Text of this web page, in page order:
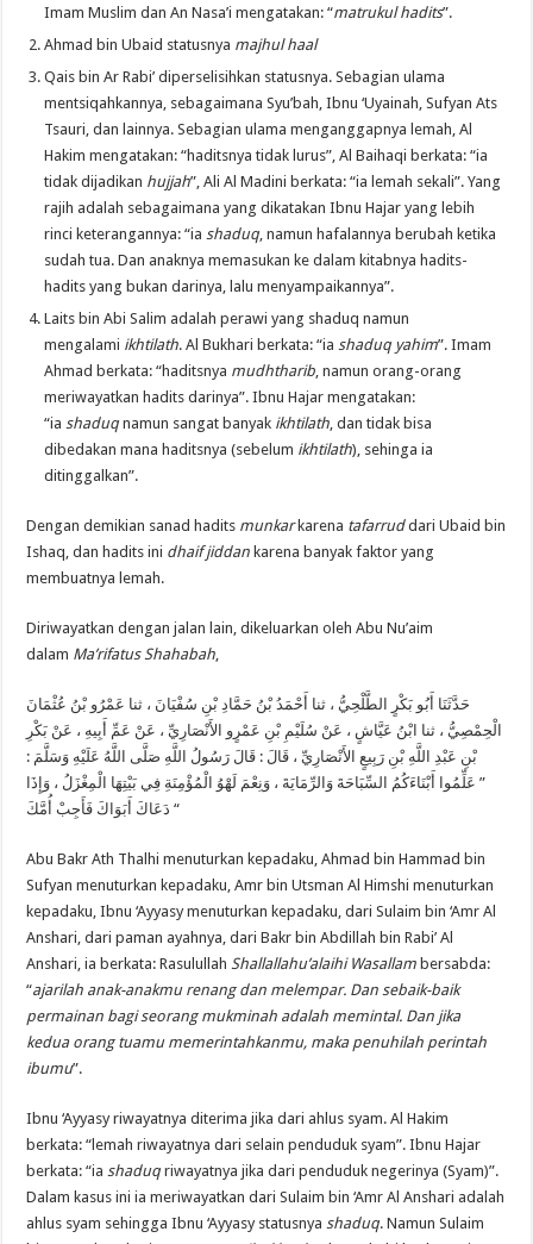
Imam Muslim dan An Nasa’i mengatakan: “matrukul hadits”.
Ahmad bin Ubaid statusnya majhul haal
Qais bin Ar Rabi’ diperselisihkan statusnya. Sebagian ulama
mentsiqahkannya, sebagaimana Syu’bah, Ibnu ‘Uyainah, Sufyan Ats
Tsauri, dan lainnya. Sebagian ulama menganggapnya lemah, Al
Hakim mengatakan: “haditsnya tidak lurus”, Al Baihaqi berkata: “ia
tidak dijadikan hujjah”, Ali Al Madini berkata: “ia lemah sekali”. Yang
rajih adalah sebagaimana yang dikatakan Ibnu Hajar yang lebih
rinci keterangannya: “ia shaduq, namun hafalannya berubah ketika
sudah tua. Dan anaknya memasukan ke dalam kitabnya hadits-
hadits yang bukan darinya, lalu menyampaikannya”.
Laits bin Abi Salim adalah perawi yang shaduq namun
mengalami ikhtilath. Al Bukhari berkata: “ia shaduq yahim”. Imam
Ahmad berkata: “haditsnya mudhtharib , namun orang-orang
meriwayatkan hadits darinya”. Ibnu Hajar mengatakan:
“ia shaduqnamun sangat banyak ikhtilath , dan tidak bisa
dibedakan mana haditsnya (sebelum ikhtilath), sehinga ia
ditinggalkan”.
Dengan demikian sanad hadits munkarkarena tafarruddari Ubaid bin
Ishaq, dan hadits ini dhaif jiddan karena banyak faktor yang
membuatnya lemah.
Diriwayatkan dengan jalan lain, dikeluarkan oleh Abu Nu’aim
dalam Ma’rifatus Shahabah
حَدَّثَنَا أَبُو بَكْرٍ الطَّلْحِيُّ ، ثنا أَحْمَدُ بْنُ حَمَّادِ بْنِ سُفْيَانَ ، ثنا عَمْرُو بْنُ عُثْمَانَ
الْحِمْصِيُّ ، ثنا ابْنُ عَيَّاشٍ ، عَنْ سُلَيْمِ بْنِ عَمْرٍو الأَنْصَارِيِّ ، عَنْ عَمِّ أَبِيهِ ، عَنْ بَكْرِ
بْنِ عَبْدِ اللَّهِ بْنِ رَبِيعٍ الأَنْصَارِيِّ ، قَالَ : قَالَ رَسُولُ اللَّهِ صَلَّى اللَّهُ عَلَيْهِ وَسَلَّمَ :
” عَلِّمُوا أَبْنَاءَكُمُ السِّبَاحَةَ وَالرِّمَايَةَ ، وَنِعْمَ لَهْوُ الْمُؤْمِنَةِ فِي بَيْتِهَا الْمِغْزَلُ ، وَإِذَا
دَعَاكَ أَبَوَاكَ فَأَجِبْ أُمَّكَ“
Abu Bakr Ath Thalhi menuturkan kepadaku, Ahmad bin Hammad bin
Sufyan menuturkan kepadaku, Amr bin Utsman Al Himshi menuturkan
kepadaku, Ibnu ‘Ayyasy menuturkan kepadaku, dari Sulaim bin ‘Amr Al
Anshari, dari paman ayahnya, dari Bakr bin Abdillah bin Rabi’ Al
Anshari, ia berkata: Rasulullah Shallallahu’alaihi Wasallam bersabda:
“ajarilah anak-anakmu renang dan melempar. Dan sebaik-baik
permainan bagi seorang mukminah adalah memintal. Dan jika
kedua orang tuamu memerintahkanmu, maka penuhilah perintah
ibumu”.
Ibnu ‘Ayyasy riwayatnya diterima jika dari ahlus syam. Al Hakim
berkata: “lemah riwayatnya dari selain penduduk syam”. Ibnu Hajar
berkata: “ia shaduqriwayatnya jika dari penduduk negerinya (Syam)”.
Dalam kasus ini ia meriwayatkan dari Sulaim bin ‘Amr Al Anshari adalah
ahlus syam sehingga Ibnu ‘Ayyasy statusnya shaduq. Namun Sulaim